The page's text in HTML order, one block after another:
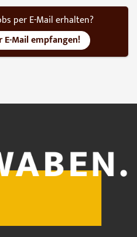
per E-Mail erhalten?
E-Mail empfangen!